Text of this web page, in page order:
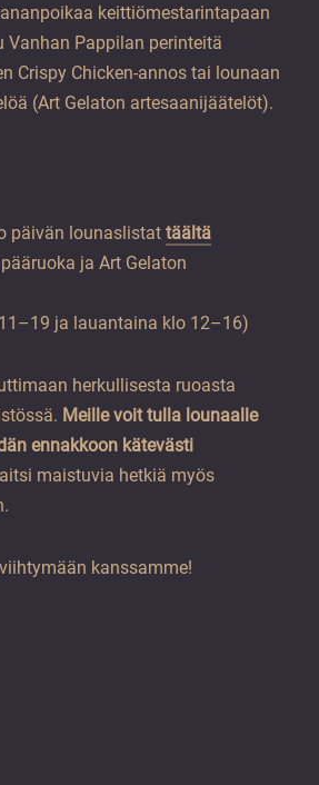
keittiömestarintapaan
Pappilan perinteitä
Crispy Chicken-annos tai lounaan
(Art Gelaton artesaanijäätelöt).
päivän lounaslistat täältä
ja Art Gelaton
ja lauantaina klo 12–16)
herkullisesta ruoasta
Meille voit tulla lounaalle
ennakkoon kätevästi
maistuvia hetkiä myös
kanssamme!